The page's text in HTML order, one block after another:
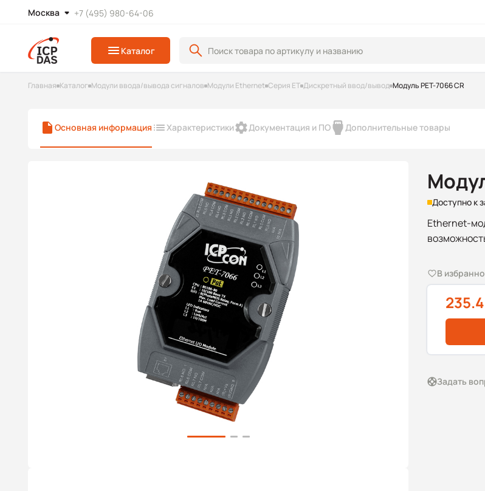
Москва +7 (495) 980-64-06
Каталог
Главная Каталог Модули ввода/вывода сигналов Модули Ethernet Серия ET Дискретный ввод/вывод Модуль PET-7066 CR
Основная информация Характеристики Документация и ПО Дополнительные товары
Доступно к
Ethernet-
В
Задать